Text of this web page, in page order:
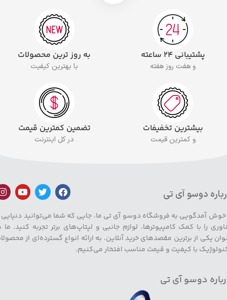
پشتیبانی ۲۴ ساعته
و هفت روز هفته
به روز ترین محصولات
با بهترین کیفیت
بیشترین تخفیفات
و کمترین قیمت
تضمین کمترین قیمت
در کل اینترنت
دوسو آی تی
خوش آمدگویی به فروشگاه دوسو آی تی ما، جایی که شما می‌توانید دنیایی
را با کمک کامپیوترها، لوازم جانبی و لپتاپ‌های برتر تجربه کنید. ما
یکی از برترین مقصدهای خرید آنلاین، به ارائه انواع گسترده‌ای از
با کیفیت و قیمت مناسب افتخار می‌کنیم.
دوسو آی تی